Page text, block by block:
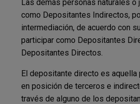
Las demás personas naturales
como Depositantes Indirectos,
intermediación, de acuerdo con
participar como Depositantes
Depositantes Directos.
El depositante directo es
en posición de terceros e
través de alguno de los